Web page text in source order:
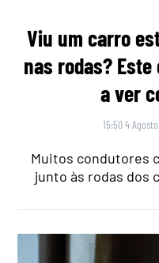
Viu um carro
nas rodas?
a ver
15:50 4
Muitos condutores
junto às rodas dos